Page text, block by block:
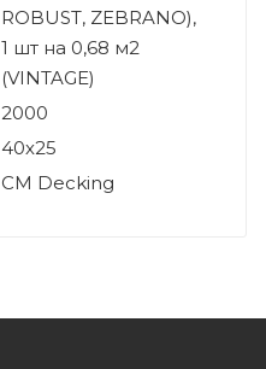
ROBUST, ZEBRANO),
1 шт на 0,68 м2
(VINTAGE)
2000
40х25
CM Decking